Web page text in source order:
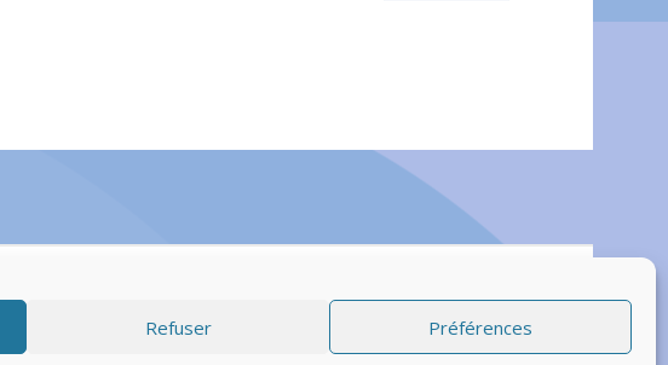
Refuser Préférences
© Vetup - logiciel vétérinaire